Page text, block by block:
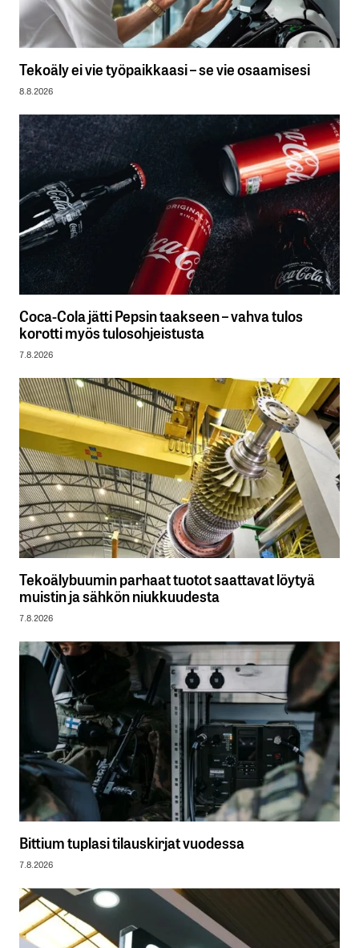
Tekoäly ei vie työpaikkaasi – se vie osaamisesi
8.8.2026
Coca-Cola jätti Pepsin taakseen – vahva tulos
korotti myös tulosohjeistusta
7.8.2026
Tekoälybuumin parhaat tuotot saattavat löytyä
muistin ja sähkön niukkuudesta
7.8.2026
Bittium tuplasi tilauskirjat vuodessa
7.8.2026